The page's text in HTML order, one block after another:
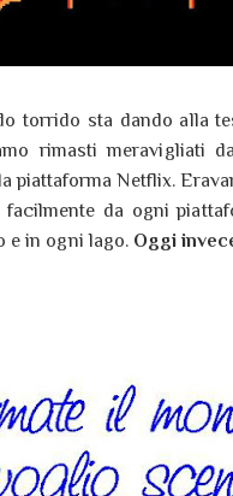
torrido sta dando alla
rimasti meravigliati
piattaforma Netflix.
da ogni
e in ogni lago. Oggi